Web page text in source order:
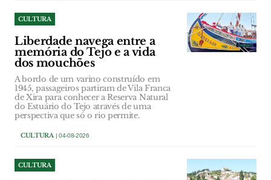
CULTURA
Liberdade navega entre a
memória do Tejo e a vida
dos mouchões
A bordo de um varino construído em
1945, passageiros partiram de Vila Franca
de Xira para conhecer a Reserva Natural
do Estuário do Tejo através de uma
perspectiva que só o rio permite.
CULTURA| 04-08-2026
CULTURA